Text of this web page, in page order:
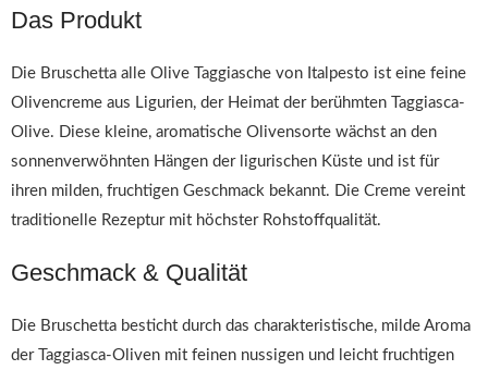
Das Produkt
Die Bruschetta alle Olive Taggiasche von Italpesto ist eine feine
Olivencreme aus Ligurien, der Heimat der berühmten Taggiasca-
Olive. Diese kleine, aromatische Olivensorte wächst an den
sonnenverwöhnten Hängen der ligurischen Küste und ist für
ihren milden, fruchtigen Geschmack bekannt. Die Creme vereint
traditionelle Rezeptur mit höchster Rohstoffqualität.
Geschmack & Qualität
Die Bruschetta besticht durch das charakteristische, milde Aroma
der Taggiasca-Oliven mit feinen nussigen und leicht fruchtigen